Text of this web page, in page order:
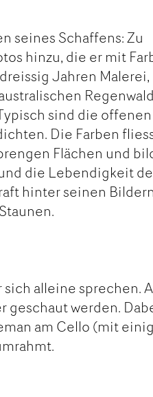
seines Schaffens: Zu
hinzu, die er mit
Jahren Malerei,
sind die offenen
Die Farben
Flächen und
die Lebendigkeit
hinter seinen
alleine sprechen.
geschaut werden.
am Cello (mit